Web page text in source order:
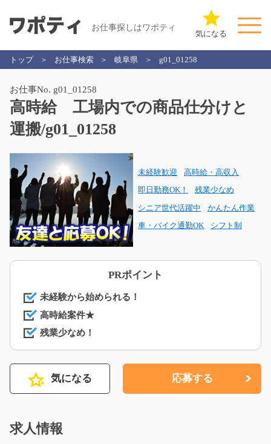
お仕事探しはワポティ
気になる
トップ お仕事検索 岐阜県 g01_01258
お仕事No. g01_01258
高時給 工場内での商品仕分けと
運搬/g01_01258
未経験歓迎 高時給・高収入
即日勤務OK！ 残業少なめ
シニア世代活躍中 かんたん作業
車・バイク通勤OK シフト制
PRポイント
未経験から始められる！
高時給案件★
残業少なめ！
気になる 応募する
求人情報